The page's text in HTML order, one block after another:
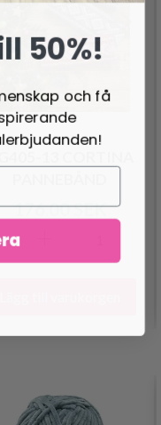
176.00 SEK
50%!
och få